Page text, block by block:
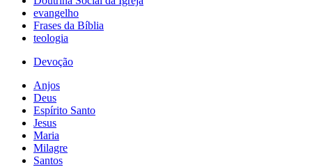
evangelho
Frases da Bíblia
teologia
Devoção
Anjos
Deus
Espírito Santo
Jesus
Maria
Milagre
Santos